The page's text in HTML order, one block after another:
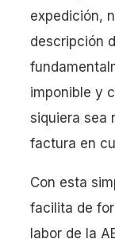
expedición,
descripción
imponible y
siquiera sea
factura en
Con esta
facilita de
labor de la